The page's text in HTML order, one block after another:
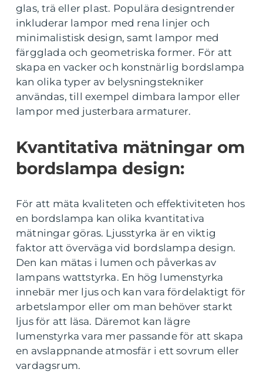
glas, trä eller plast. Populära designtrender
inkluderar lampor med rena linjer och
minimalistisk design, samt lampor med
färgglada och geometriska former. För att
skapa en vacker och konstnärlig bordslampa
kan olika typer av belysningstekniker
användas, till exempel dimbara lampor eller
lampor med justerbara armaturer.
Kvantitativa mätningar om
bordslampa design:
För att mäta kvaliteten och effektiviteten hos
en bordslampa kan olika kvantitativa
mätningar göras. Ljusstyrka är en viktig
faktor att överväga vid bordslampa design.
Den kan mätas i lumen och påverkas av
lampans wattstyrka. En hög lumenstyrka
innebär mer ljus och kan vara fördelaktigt för
arbetslampor eller om man behöver starkt
ljus för att läsa. Däremot kan lägre
lumenstyrka vara mer passande för att skapa
en avslappnande atmosfär i ett sovrum eller
vardagsrum.